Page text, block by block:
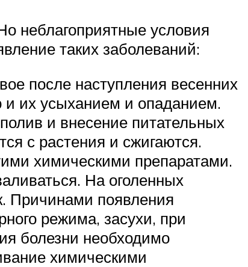
неблагоприятные условия
таких заболеваний:
после наступления весенних
и их усыханием и опаданием.
и внесение питательных
с растения и сжигаются.
химическими препаратами.
На оголенных
Причинами появления
режима, засухи, при
болезни необходимо
химическими